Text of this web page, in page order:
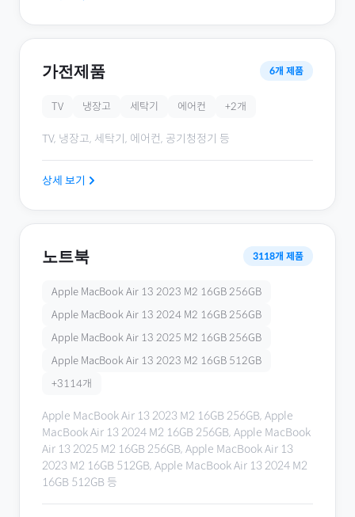
가전제품 6개 제품
TV 냉장고 세탁기 에어컨 +2개
TV, 냉장고, 세탁기, 에어컨, 공기청정기 등
상세 보기
노트북 3118개 제품
Apple MacBook Air 13 2023 M2 16GB 256GB
Apple MacBook Air 13 2024 M2 16GB 256GB
Apple MacBook Air 13 2025 M2 16GB 256GB
Apple MacBook Air 13 2023 M2 16GB 512GB
+3114개
Apple MacBook Air 13 2023 M2 16GB 256GB, Apple
MacBook Air 13 2024 M2 16GB 256GB, Apple MacBook
Air 13 2025 M2 16GB 256GB, Apple MacBook Air 13
2023 M2 16GB 512GB, Apple MacBook Air 13 2024 M2
16GB 512GB 등